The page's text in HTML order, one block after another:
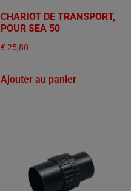
CHARIOT DE TRANSPORT,
POUR SEA 50
€ 25,80
Ajouter au panier